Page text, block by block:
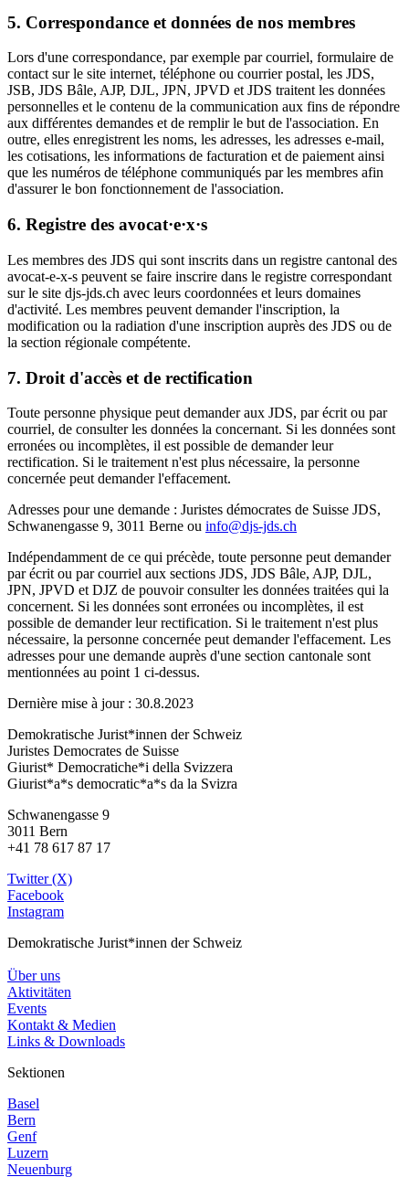
5. Correspondance et données de nos membres
Lors d'une correspondance, par exemple par courriel, formulaire de
contact sur le site internet, téléphone ou courrier postal, les JDS,
JSB, JDS Bâle, AJP, DJL, JPN, JPVD et JDS traitent les données
personnelles et le contenu de la communication aux fins de répondre
aux différentes demandes et de remplir le but de l'association. En
outre, elles enregistrent les noms, les adresses, les adresses e-mail,
les cotisations, les informations de facturation et de paiement ainsi
que les numéros de téléphone communiqués par les membres afin
d'assurer le bon fonctionnement de l'association.
6. Registre des avocat·e·x·s
Les membres des JDS qui sont inscrits dans un registre cantonal des
avocat-e-x-s peuvent se faire inscrire dans le registre correspondant
sur le site djs-jds.ch avec leurs coordonnées et leurs domaines
d'activité. Les membres peuvent demander l'inscription, la
modification ou la radiation d'une inscription auprès des JDS ou de
la section régionale compétente.
7. Droit d'accès et de rectification
Toute personne physique peut demander aux JDS, par écrit ou par
courriel, de consulter les données la concernant. Si les données sont
erronées ou incomplètes, il est possible de demander leur
rectification. Si le traitement n'est plus nécessaire, la personne
concernée peut demander l'effacement.
Adresses pour une demande : Juristes démocrates de Suisse JDS,
Schwanengasse 9, 3011 Berne ou info@djs-jds.ch
Indépendamment de ce qui précède, toute personne peut demander
par écrit ou par courriel aux sections JDS, JDS Bâle, AJP, DJL,
JPN, JPVD et DJZ de pouvoir consulter les données traitées qui la
concernent. Si les données sont erronées ou incomplètes, il est
possible de demander leur rectification. Si le traitement n'est plus
nécessaire, la personne concernée peut demander l'effacement. Les
adresses pour une demande auprès d'une section cantonale sont
mentionnées au point 1 ci-dessus.
Dernière mise à jour : 30.8.2023
Demokratische Jurist*innen der Schweiz
Juristes Democrates de Suisse
Giurist* Democratiche*i della Svizzera
Giurist*a*s democratic*a*s da la Svizra
Schwanengasse 9
3011 Bern
+41 78 617 87 17
Twitter (X)
Facebook
Instagram
Demokratische Jurist*innen der Schweiz
Über uns
Aktivitäten
Events
Kontakt & Medien
Links & Downloads
Sektionen
Basel
Bern
Genf
Luzern
Neuenburg